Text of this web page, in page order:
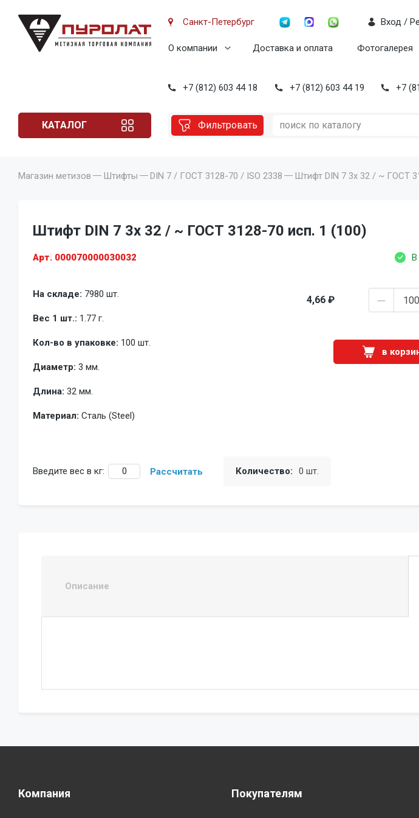
Санкт-Петербург
О компании Доставка и оплата Фотогалерея
Вход /
+7 (812) 603 44 18 +7 (812) 603 44 19 +7
КАТАЛОГ Фильтровать
Магазин метизов Штифты DIN 7 / ГОСТ 3128-70 / ISO 2338 Штифт DIN 7 3x 32 / ~ ГОСТ
Штифт DIN 7 3x 32 / ~ ГОСТ 3128-70 исп. 1 (100)
Арт. 000070000030032 В
На складе: 7980 шт.
Вес 1 шт.: 1.77 г.
Кол-во в упаковке: 100 шт.
Диаметр: 3 мм.
Длина: 32 мм.
Материал: Сталь (Steel)
4,66 ₽
в
Введите вес в кг: Рассчитать Количество: 0 шт.
Описание
Компания Покупателям